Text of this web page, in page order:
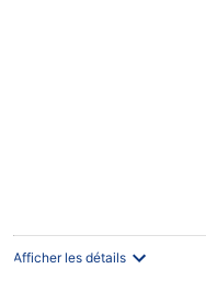
Afficher les détails